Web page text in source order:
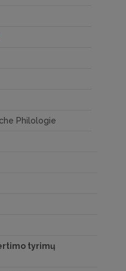
Philologie
tyrimų